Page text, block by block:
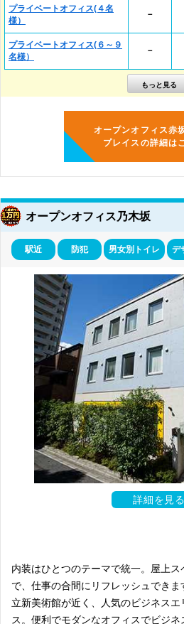
プライベートオフィス(４名
様）
－
プライベートオフィス(６～９
名様）
－
オープンオフィス赤
プレイスの詳細は
オープンオフィス乃木坂
駅近 防犯 男女別トイレ デ
詳細を見る
内装はひとつのテーマで統一。屋上
で、仕事の合間にリフレッシュでき
立新美術館が近く、人気のビジネス
ス。便利でモダンなオフィスでビジ